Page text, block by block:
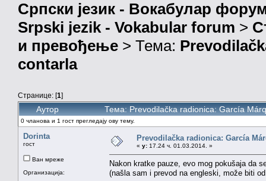
Српски језик - Вокабулар
Srpski jezik - Vokabular forum >
и превођење > Тема:
contarla
Странице: [1]
Аутор Тема: Prevodilačka radionica: García
0 чланова и 1 гост прегледају ову тему.
Dorinta
гост
Ван мреже
Организација:
Prevodilačka radionica: García
« у: 17.24 ч. 01.03.2014. »
Nakon kratke pauze, evo mog pokušaja da
(našla sam i prevod na engleski, može biti